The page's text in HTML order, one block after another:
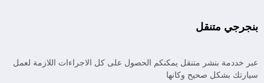
بنجرجي متنقل
عبر خددمة بنشر متنقل يمكنكم الحصول على كل الاجراءات اللازمة لعمل
سيارتك بشكل صحيح وكانها